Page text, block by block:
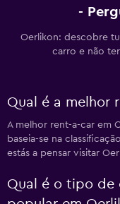
-
Oerlikon: descobre
carro e não
Qual é a melhor
A melhor rent-a-car em
baseia-se na
estás a pensar visitar
Qual é o tipo de